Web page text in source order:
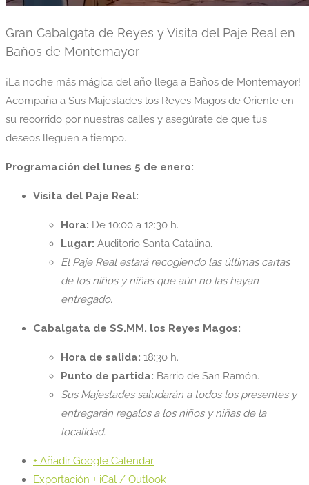
Gran Cabalgata de Reyes y Visita del Paje Real en
Baños de Montemayor
¡La noche más mágica del año llega a Baños de Montemayor!
Acompaña a Sus Majestades los Reyes Magos de Oriente en
su recorrido por nuestras calles y asegúrate de que tus
deseos lleguen a tiempo.
Programación del lunes 5 de enero:
Visita del Paje Real:
Hora: De 10:00 a 12:30 h.
Lugar: Auditorio Santa Catalina.
El Paje Real estará recogiendo las últimas cartas
de los niños y niñas que aún no las hayan
entregado.
Cabalgata de SS.MM. los Reyes Magos:
Hora de salida: 18:30 h.
Punto de partida: Barrio de San Ramón.
Sus Majestades saludarán a todos los presentes y
entregarán regalos a los niños y niñas de la
localidad.
+ Añadir Google Calendar
Exportación + iCal / Outlook